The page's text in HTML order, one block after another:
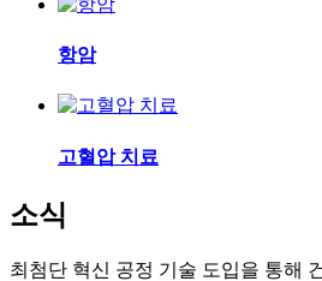
항암
고혈압 치료
소식
최첨단 혁신 공정 기술 도입을 통해